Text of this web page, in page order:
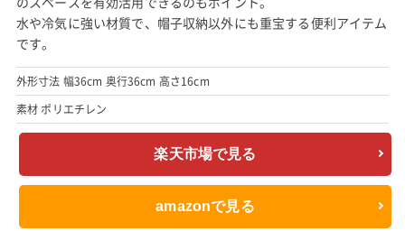
水や冷気に強い材質で、帽子収納以外にも重宝する便利アイテム
です。
外形寸法 幅36cm 奥行36cm 高さ16cm
素材 ポリエチレン
楽天市場で見る
amazonで見る